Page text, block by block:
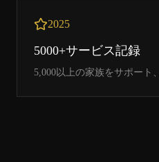
2025
5000+サービス記録
5,000以上の家族をサポート